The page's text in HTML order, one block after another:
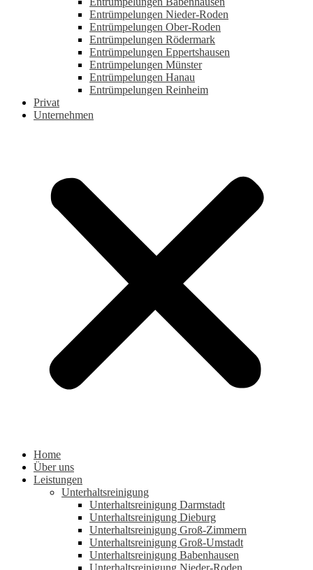
Entrümpelungen Nieder-Roden
Entrümpelungen Ober-Roden
Entrümpelungen Rödermark
Entrümpelungen Eppertshausen
Entrümpelungen Münster
Entrümpelungen Hanau
Entrümpelungen Reinheim
Privat
Unternehmen
Home
Über uns
Leistungen
Unterhaltsreinigung
Unterhaltsreinigung Darmstadt
Unterhaltsreinigung Dieburg
Unterhaltsreinigung Groß-Zimmern
Unterhaltsreinigung Groß-Umstadt
Unterhaltsreinigung Babenhausen
Unterhaltsreinigung Nieder-Roden